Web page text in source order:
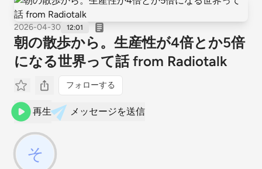
2026-04-30 12:01
朝の散歩から。生産性が4倍とか5倍
になる世界って話 from Radiotalk
フォローする
再生 メッセージを送信